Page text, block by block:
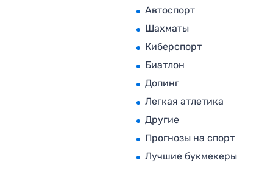
Автоспорт
Шахматы
Киберспорт
Биатлон
Допинг
Легкая атлетика
Другие
Прогнозы на спорт
Лучшие букмекеры